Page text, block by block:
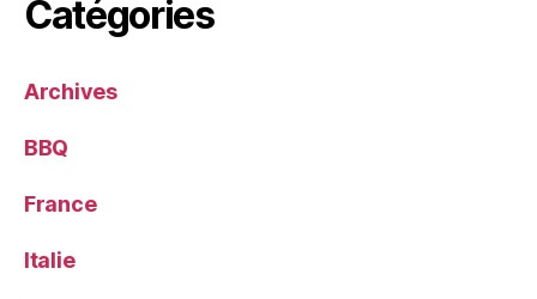
Catégories
Archives
BBQ
France
Italie